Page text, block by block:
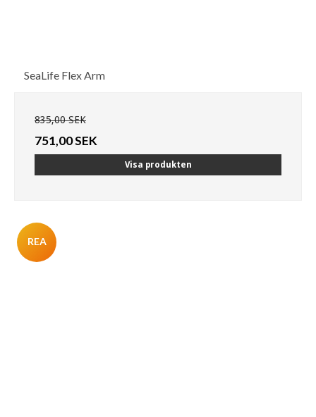
SeaLife Flex Arm
835,00 SEK
751,00 SEK
Visa produkten
REA